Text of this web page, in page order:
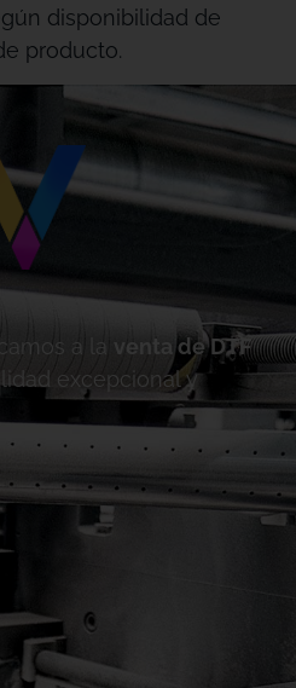
disponibilidad de
producto.
a la
venta de DTF
excepcional y